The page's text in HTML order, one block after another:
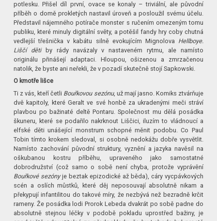
potlesku. Přišel díl první, ovace se konaly – triviální, ale původní
příběh o domě prokletých nastavil úroveň a posloužil svému účelu.
Představil nájemného potírače monster s ručením omezeným tomu
publiku, které minuly digitální světy, a potěšil fandy hry coby chutná
vedlejší třešnička v kabátu silně evokujícím Mignolova Hellboye.
Liščí dětiby rády navázaly v nastaveném rytmu, ale namísto
originálu přinášejí adaptaci. Hloupou, ošizenou a zmrzačenou
natolik, že byste ani neřekli, že v pozadí skutečně stojí Sapkowski.
O kmotře lišce
Ti z vás, kteří četli Bouřkovou sezónu, už mají jasno. Komiks ztvárňuje
dvě kapitoly, které Geralt ve své honbě za ukradenými meči stráví
plavbou po bažinaté deltě Pontaru. Společnost mu dělá posádka
škuneru, které se podařilo nakrknout Liščici, iluzím to vládnoucí a
elfské děti unášející monstrum schopné měnit podobu. Co Paul
Tobin tímto krokem sledoval, si osobně nedokážu dobře vysvětlit.
Namísto zachování původní struktury, vyznění a jazyka navěsil na
oškubanou kostru příběhu, upraveného jako samostatné
dobrodružství (což samo o sobě není chyba, protože vyprávění
Bouřkové sezónyje beztak epizodické až běda), cáry vycpávkových
scén a oslích můstků, které děj neposouvají absolutně nikam a
překypují infantilitou do takové míry, že nezbývá než bezradně krčit
rameny. Že posádka lodi Prorok Lebeda dvakrát po sobě padne do
absolutně stejnou léčky v podobě pokladu uprostřed bažiny, je